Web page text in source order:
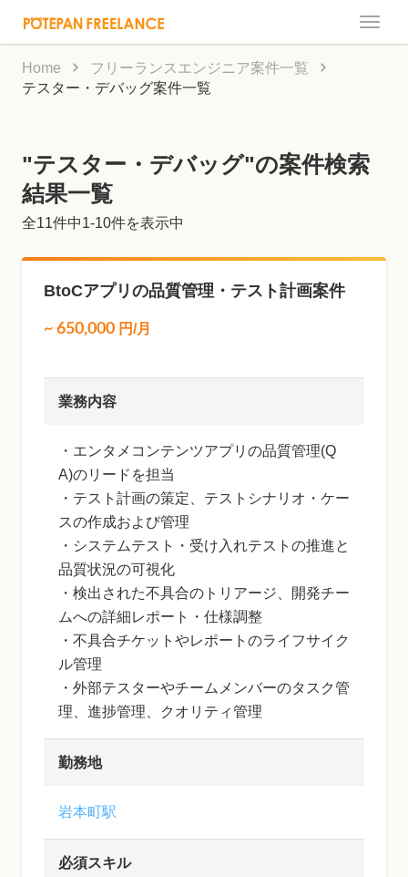
Toggle
Home
フリーランスエンジニア案件一覧
テスター・デバッグ案件一覧
"テスター・デバッグ"の案件検索
結果一覧
全11件中1-10件を表示中
BtoCアプリの品質管理・テスト計画案件
~ 650,000 円/月
業務内容
・エンタメコンテンツアプリの品質管理(Q
A)のリードを担当
・テスト計画の策定、テストシナリオ・ケー
スの作成および管理
・システムテスト・受け入れテストの推進と
品質状況の可視化
・検出された不具合のトリアージ、開発チー
ムへの詳細レポート・仕様調整
・不具合チケットやレポートのライフサイク
ル管理
・外部テスターやチームメンバーのタスク管
理、進捗管理、クオリティ管理
勤務地
岩本町駅
必須スキル